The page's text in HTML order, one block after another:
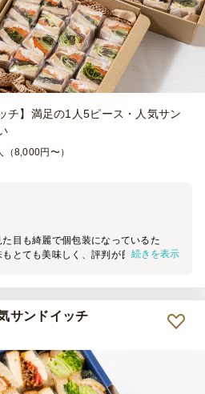
チ】満足の1人5ピース・人気サン
（8,000円〜）
目も綺麗で個包装になっているた
とても美味しく、評判が良かったの
続きを表示
サンドイッチ